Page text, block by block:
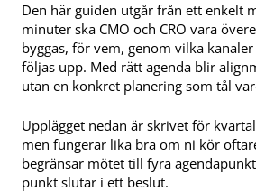
Den här guiden utgår från ett enkelt
minuter ska CMO och CRO vara
byggas, för vem, genom vilka
följas upp. Med rätt agenda blir
utan en konkret planering som tål
Upplägget nedan är skrivet för
men fungerar lika bra om ni kör
begränsar mötet till fyra
punkt slutar i ett beslut.